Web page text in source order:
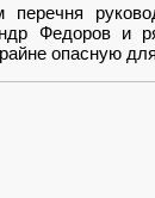
Федоров и
опасную